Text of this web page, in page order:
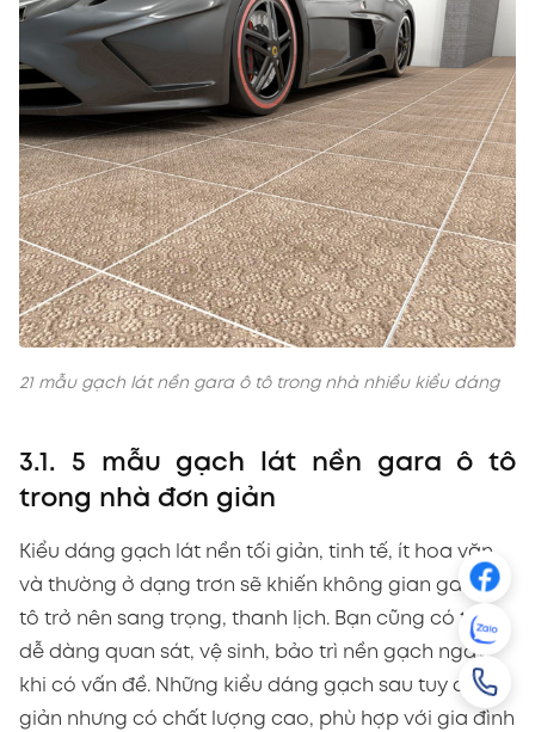
21 mẫu gạch lát nền gara ô tô trong nhà nhiều kiểu dáng
3.1. 5 mẫu gạch lát nền gara ô tô
trong nhà đơn giản
Kiểu dáng gạch lát nền tối giản, tinh tế, ít hoa văn
và thường ở dạng trơn sẽ khiến không gian gara ô
tô trở nên sang trọng, thanh lịch. Bạn cũng có thể
dễ dàng quan sát, vệ sinh, bảo trì nền gạch ngay
khi có vấn đề. Những kiểu dáng gạch sau tuy đơn
giản nhưng có chất lượng cao, phù hợp với gia đình